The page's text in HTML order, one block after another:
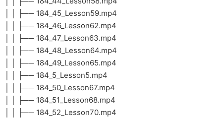
│ │ ├── 184_45_Lesson59.mp4
│ │ ├── 184_46_Lesson62.mp4
│ │ ├── 184_47_Lesson63.mp4
│ │ ├── 184_48_Lesson64.mp4
│ │ ├── 184_49_Lesson65.mp4
│ │ ├── 184_5_Lesson5.mp4
│ │ ├── 184_50_Lesson67.mp4
│ │ ├── 184_51_Lesson68.mp4
│ │ ├── 184_52_Lesson70.mp4